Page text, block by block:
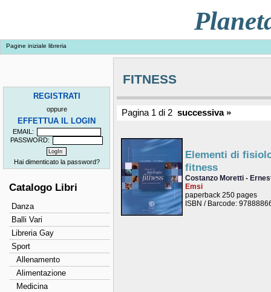
Pagine iniziale libreria
FITNESS
Pagina 1 di 2 successiva »
Elementi di
fitness
Costanzo Moretti -
Emsi
paperback 250 pages
ISBN / Barcode:
REGISTRATI
oppure
EFFETTUA IL LOGIN
EMAIL:
PASSWORD:
Hai dimenticato la password?
Catalogo Libri
Danza
Balli Vari
Libreria Gay
Sport
Allenamento
Alimentazione
Medicina